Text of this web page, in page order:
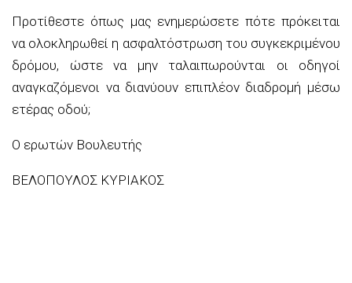
Προτίθεστε όπως μας ενημερώσετε πότε πρόκειται
να ολοκληρωθεί η ασφαλτόστρωση του συγκεκριμένου
δρόμου, ώστε να μην ταλαιπωρούνται οι οδηγοί
αναγκαζόμενοι να διανύουν επιπλέον διαδρομή μέσω
ετέρας οδού;
Ο ερωτών Βουλευτής
ΒΕΛΟΠΟΥΛΟΣ ΚΥΡΙΑΚΟΣ